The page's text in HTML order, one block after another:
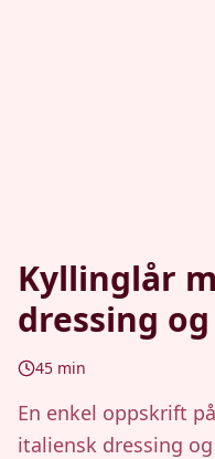
Kyllinglår
dressing
45 min
En enkel oppskrift
italiensk dressing